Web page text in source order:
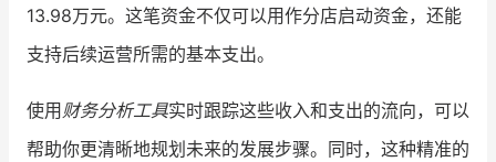
13.98万元。这笔资金不仅可以用作分店启动资金，还能
支持后续运营所需的基本支出。
使用 财务分析工具实时跟踪这些收入和支出的流向，可以
帮助你更清晰地规划未来的发展步骤。同时，这种精准的